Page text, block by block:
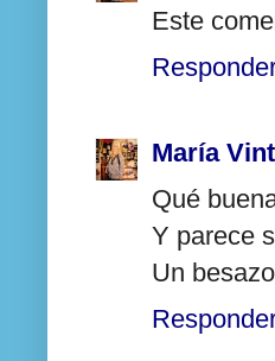
Este
María
Qué
Y parece
Un besazo